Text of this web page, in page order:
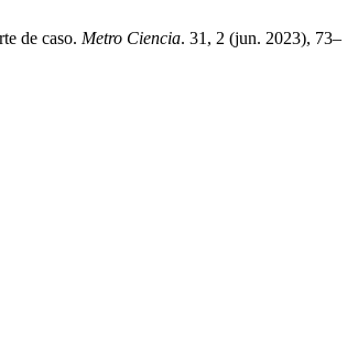
de caso. Metro Ciencia. 31, 2 (jun. 2023), 73–